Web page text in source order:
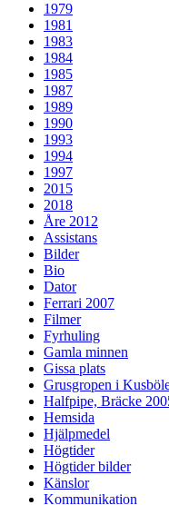
1979
1981
1983
1984
1985
1987
1989
1990
1993
1994
1997
2015
2018
Åre 2012
Assistans
Bilder
Bio
Dator
Ferrari 2007
Filmer
Fyrhuling
Gamla minnen
Gissa plats
Grusgropen i
Halfpipe, Bräcke
Hemsida
Hjälpmedel
Högtider
Högtider bilder
Känslor
Kommunikation